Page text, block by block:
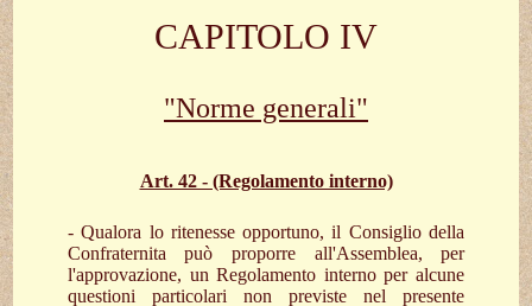
CAPITOLO IV
"Norme generali"
Art. 42 - (Regolamento interno)
- Qualora lo ritenesse opportuno, il Consiglio della
Confraternita può proporre all'Assemblea, per
l'approvazione, un Regolamento interno per alcune
questioni particolari non previste nel presente